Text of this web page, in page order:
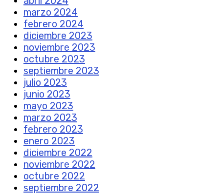
marzo 2024
febrero 2024
diciembre 2023
noviembre 2023
octubre 2023
septiembre 2023
julio 2023
junio 2023
mayo 2023
marzo 2023
febrero 2023
enero 2023
diciembre 2022
noviembre 2022
octubre 2022
septiembre 2022